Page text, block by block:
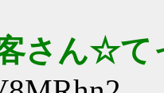
さん☆て